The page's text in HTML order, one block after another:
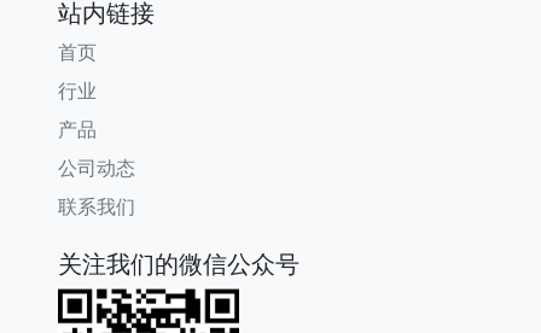
站内链接
首页
行业
产品
公司动态
联系我们
关注我们的微信公众号